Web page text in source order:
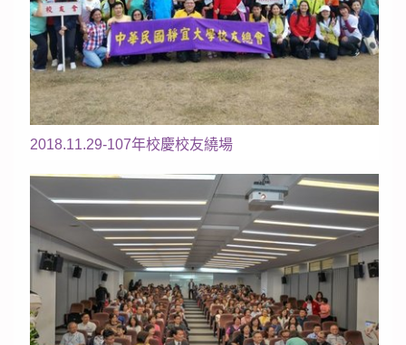
2018.11.29-107年校慶校友繞場